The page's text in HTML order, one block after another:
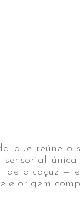
que reúne
alcaçuz —
e origem